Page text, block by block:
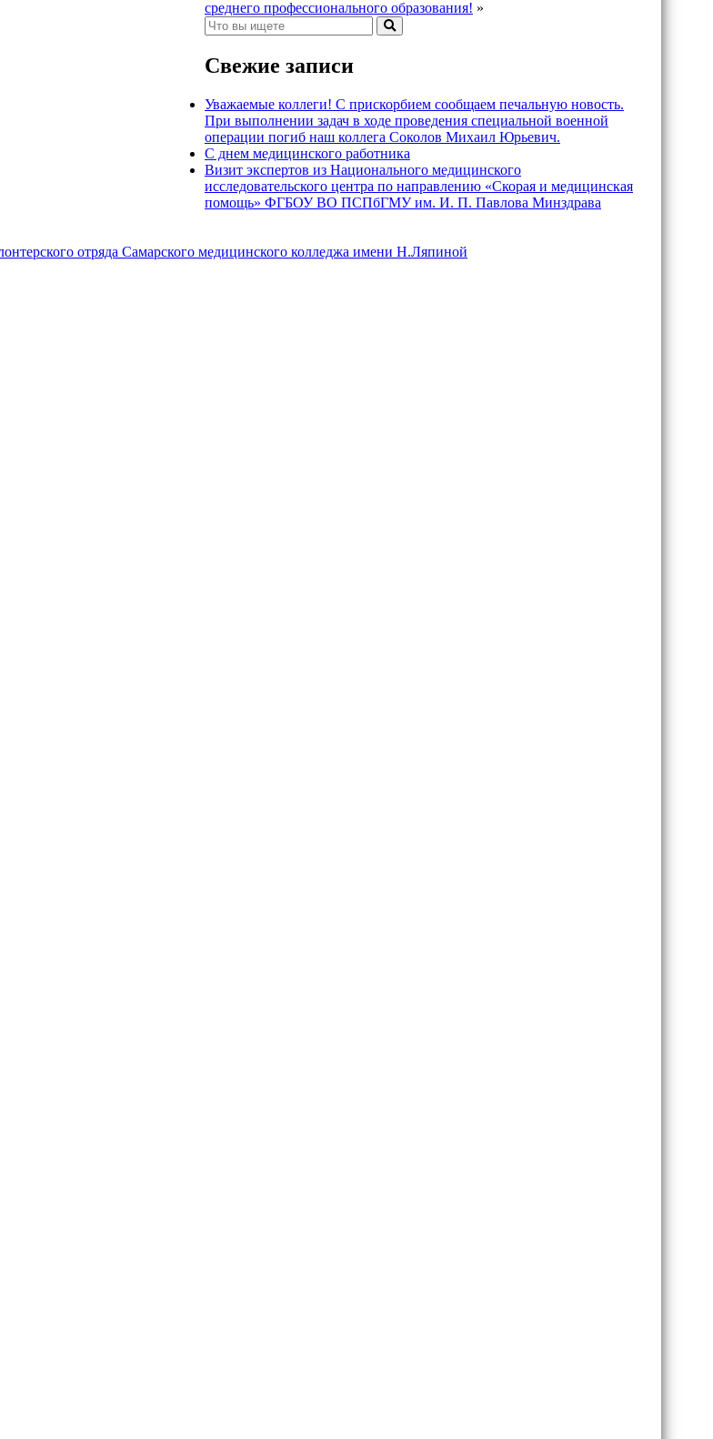
среднего профессионального образования! »
Свежие записи
Уважаемые коллеги! С прискорбием сообщаем печальную новость.
При выполнении задач в ходе проведения специальной военной
операции погиб наш коллега Соколов Михаил Юрьевич.
С днем медицинского работника
Визит экспертов из Национального медицинского
исследовательского центра по направлению «Скорая и медицинская
помощь» ФГБОУ ВО ПСПбГМУ им. И. П. Павлова Минздрава
отряда Самарского медицинского колледжа имени Н.Ляпиной